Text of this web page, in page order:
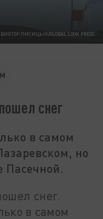
ВИКТОР ЛИСИЦЫН/GLOBAL LOOK PRESS
снег
в самом
но
Пасечной.
снег.
в самом